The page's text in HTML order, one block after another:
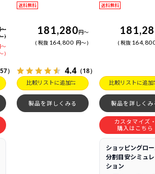
～
～
57）
送料無料
181,280円～
税抜 164,800 円～
4.4 （18）
比較リストに追加
製品を詳しくみる
送料無料
税抜
比較リストに追加
製品を詳しくみ
カスタマイズ
購入はこちら
ショッピングロ
分割目安シミュ
ション